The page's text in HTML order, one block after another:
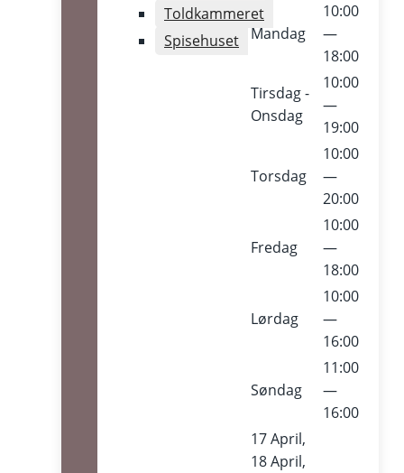
Toldkammeret
Spisehuset
Mandag
10:00
—
18:00
Tirsdag -
Onsdag
10:00
—
19:00
Torsdag
10:00
—
20:00
Fredag
10:00
—
18:00
Lørdag
10:00
—
16:00
Søndag
11:00
—
16:00
17 April,
18 April,